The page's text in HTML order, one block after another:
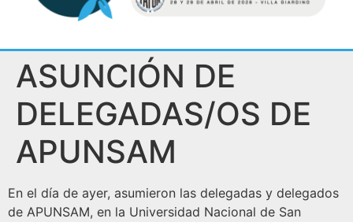
ASUNCIÓN DE
DELEGADAS/OS DE
APUNSAM
En el día de ayer, asumieron las delegadas y delegados
de APUNSAM, en la Universidad Nacional de San